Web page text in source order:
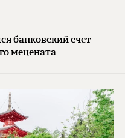
банковский счет
мецената